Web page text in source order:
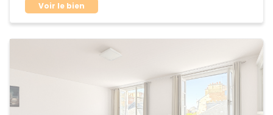
Voir le bien